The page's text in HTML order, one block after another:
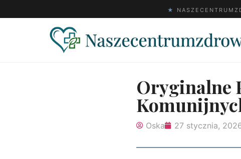
★
Oryginalne
Oska 27 stycznia,